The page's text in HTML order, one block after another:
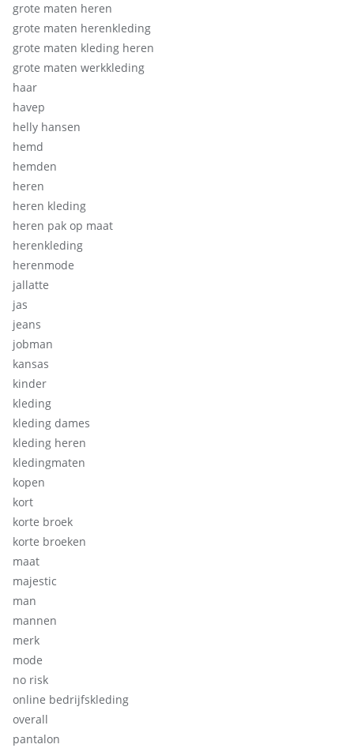
grote maten heren
grote maten herenkleding
grote maten kleding heren
grote maten werkkleding
haar
havep
helly hansen
hemd
hemden
heren
heren kleding
heren pak op maat
herenkleding
herenmode
jallatte
jas
jeans
jobman
kansas
kinder
kleding
kleding dames
kleding heren
kledingmaten
kopen
kort
korte broek
korte broeken
maat
majestic
man
mannen
merk
mode
no risk
online bedrijfskleding
overall
pantalon